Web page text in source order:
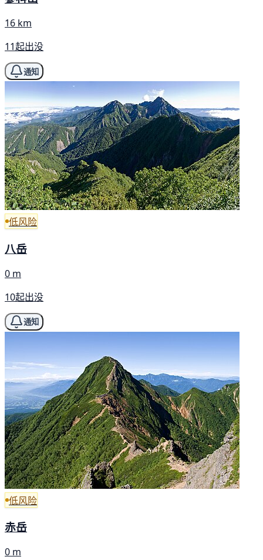
16 km
11起出没
通知
低风险
八岳
0 m
10起出没
通知
低风险
赤岳
0 m